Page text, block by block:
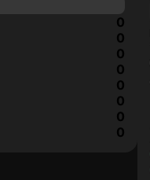
0
0
0
0
0
0
0
0